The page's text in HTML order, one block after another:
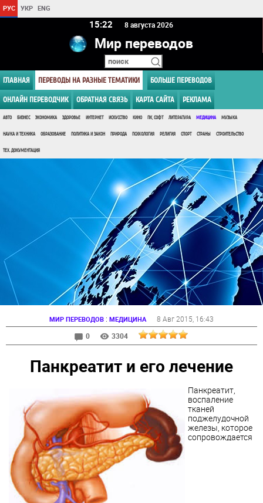
РУС УКР ENG
15 22 8 августа 2026
Мир переводов
ГЛАВНАЯ ПЕРЕВОДЫ НА РАЗНЫЕ ТЕМАТИКИ БОЛЬШЕ ПЕРЕВОДОВ
ОНЛАЙН ПЕРЕВОДЧИК ОБРАТНАЯ СВЯЗЬ КАРТА САЙТА РЕКЛАМА
АВТО БИЗНЕС ЭКОНОМИКА ЗДОРОВЬЕ ИНТЕРНЕТ ИСКУССТВО КИНО ПК, СОФТ ЛИТЕРАТУРА МЕДИЦИНА МУЗЫКА
НАУКА И ТЕХНИКА ОБРАЗОВАНИЕ ПОЛИТИКА И ЗАКОН ПРИРОДА ПСИХОЛОГИЯ РЕЛИГИЯ СПОРТ СТРАНЫ СТРОИТЕЛЬСТВО
ТЕХ. ДОКУМЕНТАЦИЯ
МИР ПЕРЕВОДОВ : МЕДИЦИНА 8 Авг 2015 , 16:43
0
3304
Панкреатит и его лечение
Панкреатит,
воспаление
тканей
поджелудочной
железы, которое
сопровождается